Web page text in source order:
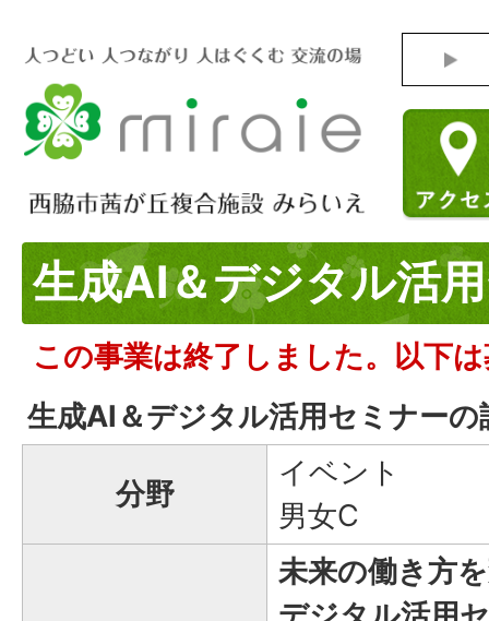
生成AI＆デジタル活
この事業は終了しました。以下
生成AI＆デジタル活用セミナーの
分野
イベント
男女C
未来の働き方